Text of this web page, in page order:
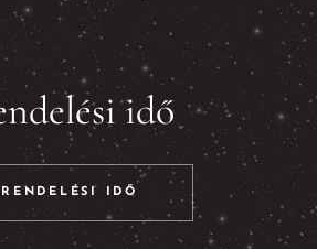
idő
RENDELÉSI IDŐ